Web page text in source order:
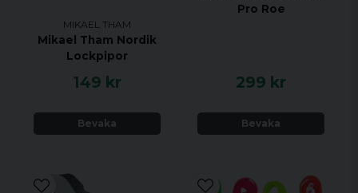
MIKAEL THAM
Mikael Tham Nordik
Lockpipor
149 kr
Bevaka
Pro Roe
299 kr
Bevaka